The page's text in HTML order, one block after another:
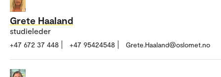
Grete Haaland
studieleder
+47 672 37 448 +47 95424548 Grete.Haaland@oslomet.no